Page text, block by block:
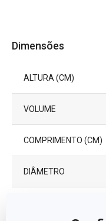
Dimensões
ALTURA (CM)
VOLUME
COMPRIMENTO (CM)
DIÂMETRO